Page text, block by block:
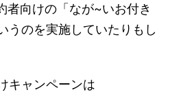
者向けの「なが~いお付き
うのを実施していたりもし
キャンペーンは